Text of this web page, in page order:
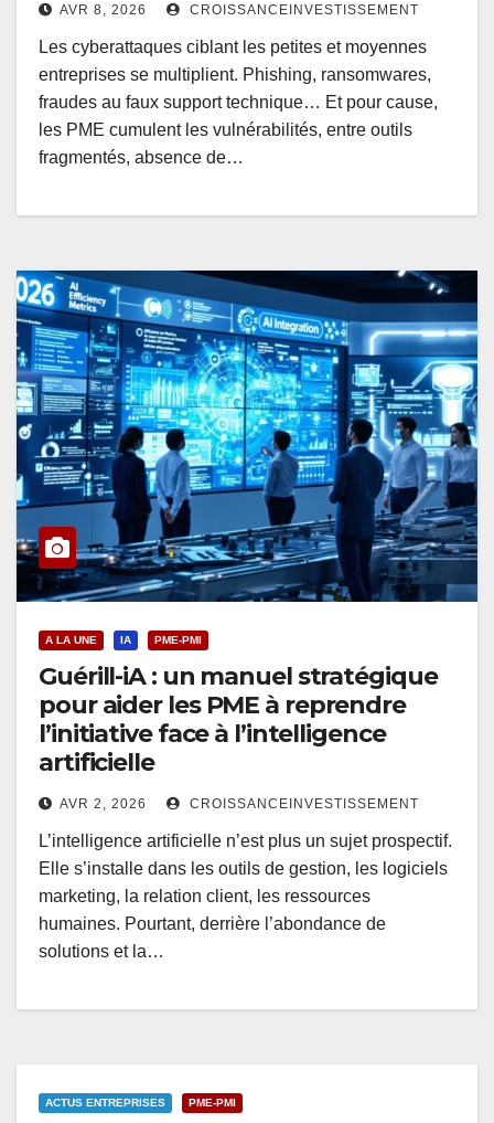
AVR 8, 2026 CROISSANCEINVESTISSEMENT
Les cyberattaques ciblant les petites et moyennes
entreprises se multiplient. Phishing, ransomwares,
fraudes au faux support technique… Et pour cause,
les PME cumulent les vulnérabilités, entre outils
fragmentés, absence de…
A LA UNE IA PME-PMI
Guérill-iA : un manuel stratégique
pour aider les PME à reprendre
l’initiative face à l’intelligence
artificielle
AVR 2, 2026 CROISSANCEINVESTISSEMENT
L’intelligence artificielle n’est plus un sujet prospectif.
Elle s’installe dans les outils de gestion, les logiciels
marketing, la relation client, les ressources
humaines. Pourtant, derrière l’abondance de
solutions et la…
ACTUS ENTREPRISES PME-PMI